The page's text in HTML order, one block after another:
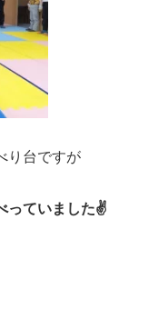
り台ですが
っていました✌️